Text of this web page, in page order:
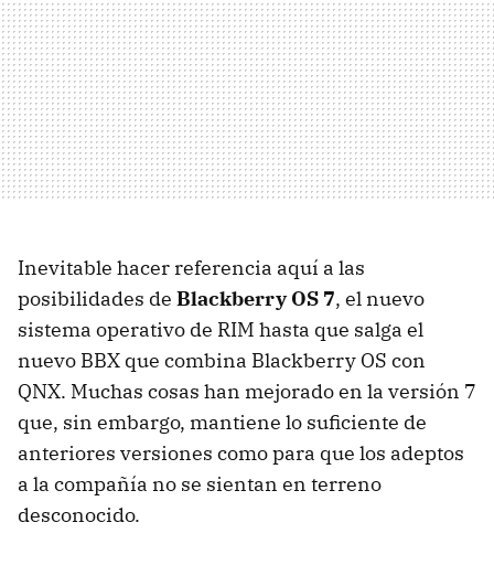
Inevitable hacer referencia aquí a las
posibilidades de Blackberry OS 7, el nuevo
sistema operativo de RIM hasta que salga el
nuevo BBX que combina Blackberry OS con
QNX. Muchas cosas han mejorado en la versión 7
que, sin embargo, mantiene lo suficiente de
anteriores versiones como para que los adeptos
a la compañía no se sientan en terreno
desconocido.